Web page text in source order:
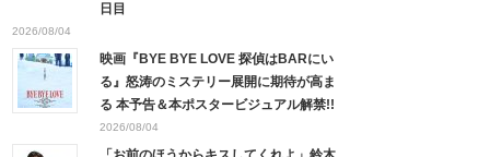
日目
2026/08/04
映画『BYE BYE LOVE 探偵はBARにい
る』怒涛のミステリー展開に期待が高ま
る 本予告＆本ポスタービジュアル解禁!!
2026/08/04